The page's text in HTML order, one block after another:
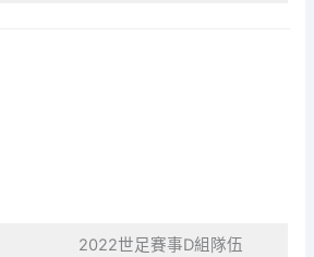
2022世足賽事D組隊伍